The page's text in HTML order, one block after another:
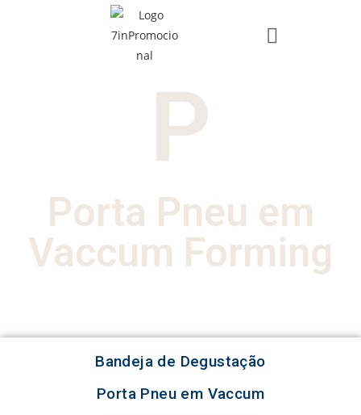
P
Porta Pneu em
Vaccum Forming
Bandeja de Degustação
Porta Pneu em Vaccum